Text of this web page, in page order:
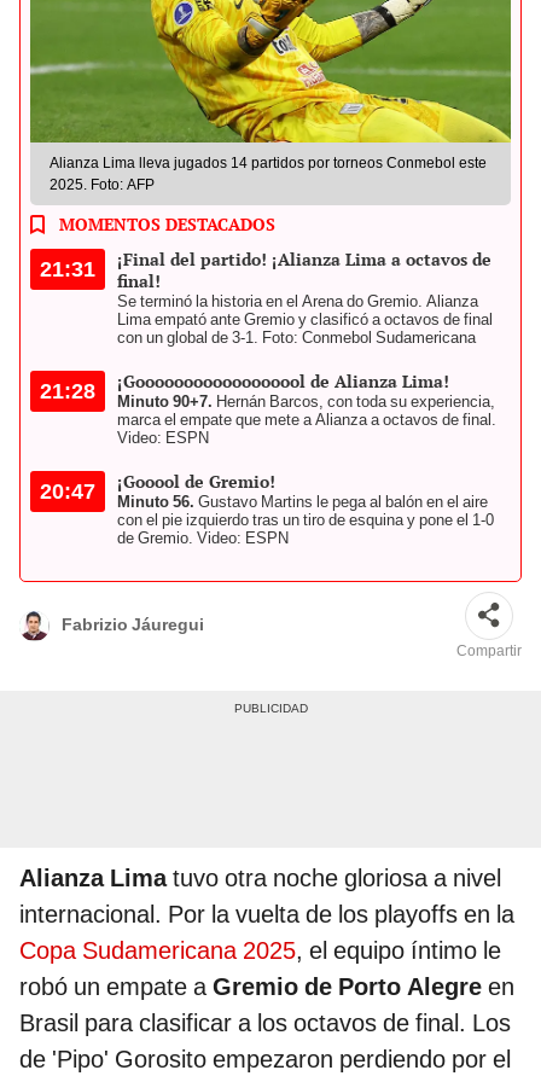
Alianza Lima lleva jugados 14 partidos por torneos Conmebol este
2025. Foto: AFP
MOMENTOS DESTACADOS
21:31
¡Final del partido! ¡Alianza Lima a octavos de
final!
Se terminó la historia en el Arena do Gremio. Alianza
Lima empató ante Gremio y clasificó a octavos de final
con un global de 3-1. Foto: Conmebol Sudamericana
21:28 ¡Goooooooooooooooool de Alianza Lima!
Minuto 90+7. Hernán Barcos, con toda su experiencia,
marca el empate que mete a Alianza a octavos de final.
Video: ESPN
20:47 ¡Gooool de Gremio!
Minuto 56. Gustavo Martins le pega al balón en el aire
con el pie izquierdo tras un tiro de esquina y pone el 1-0
de Gremio. Video: ESPN
Fabrizio Jáuregui
Compartir
Alianza Limatuvo otra noche gloriosa a nivel
internacional. Por la vuelta de los playoffs en la
Copa Sudamericana 2025, el equipo íntimo le
robó un empate a Gremio de Porto Alegre en
Brasil para clasificar a los octavos de final. Los
de 'Pipo' Gorosito empezaron perdiendo por el